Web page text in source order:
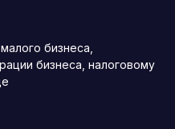
бизнеса,
бизнеса, налоговому